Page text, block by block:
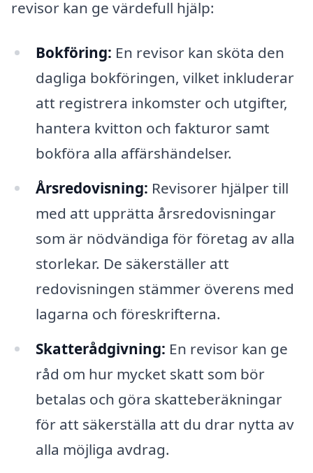
revisor kan ge värdefull hjälp:
Bokföring: En revisor kan sköta den
dagliga bokföringen, vilket inkluderar
att registrera inkomster och utgifter,
hantera kvitton och fakturor samt
bokföra alla affärshändelser.
Årsredovisning: Revisorer hjälper till
med att upprätta årsredovisningar
som är nödvändiga för företag av alla
storlekar. De säkerställer att
redovisningen stämmer överens med
lagarna och föreskrifterna.
Skatterådgivning: En revisor kan ge
råd om hur mycket skatt som bör
betalas och göra skatteberäkningar
för att säkerställa att du drar nytta av
alla möjliga avdrag.